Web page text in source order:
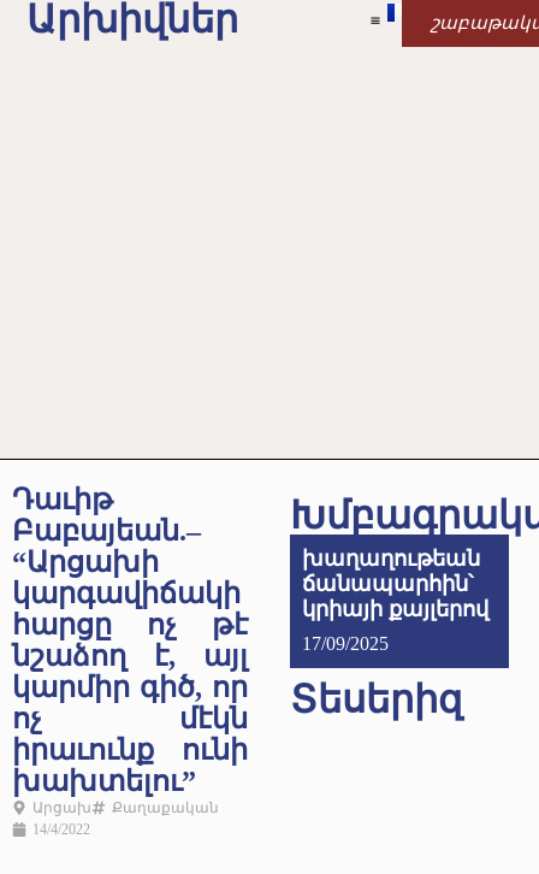
Արխիվներ
Դաւիթ
Բաբայեան.–
“Արցախի
կարգավիճակի
հարցը ոչ թէ
նշաձող է, այլ
կարմիր գիծ, որ
ոչ մէկն
իրաւունք ունի
խախտելու”
Արցախ
Քաղաքական
14/4/2022
խաղաղութեան
ճանապարհին՝
կրիայի քայլերով
17/09/2025
Տեսերիզ